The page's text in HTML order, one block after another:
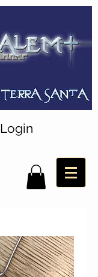
Login